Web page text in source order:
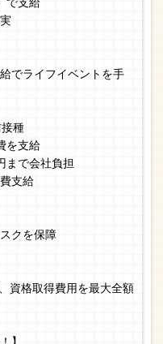
で支給
でライフイベントを手
種
を支給
まで会社負担
支給
クを保障
資格取得費用を最大全額